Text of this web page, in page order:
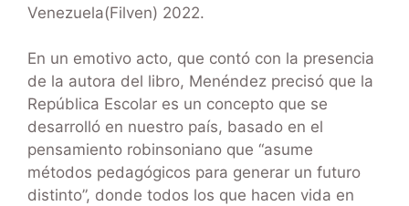
Venezuela(Filven) 2022.
En un emotivo acto, que contó con la presencia
de la autora del libro, Menéndez precisó que la
República Escolar es un concepto que se
desarrolló en nuestro país, basado en el
pensamiento robinsoniano que “asume
métodos pedagógicos para generar un futuro
distinto”, donde todos los que hacen vida en